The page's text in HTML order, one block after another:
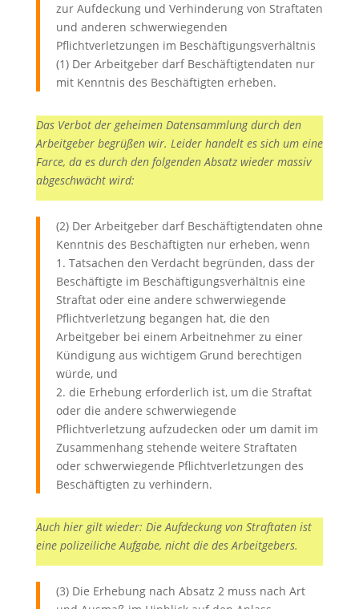
zur Aufdeckung und Verhinderung von Straftaten
und anderen schwerwiegenden
Pflichtverletzungen im Beschäftigungsverhältnis
(1) Der Arbeitgeber darf Beschäftigtendaten nur
mit Kenntnis des Beschäftigten erheben.
Das Verbot der geheimen Datensammlung durch den
Arbeitgeber begrüßen wir. Leider handelt es sich um eine
Farce, da es durch den folgenden Absatz wieder massiv
abgeschwächt wird:
(2) Der Arbeitgeber darf Beschäftigtendaten ohne
Kenntnis des Beschäftigten nur erheben, wenn
1. Tatsachen den Verdacht begründen, dass der
Beschäftigte im Beschäftigungsverhältnis eine
Straftat oder eine andere schwerwiegende
Pflichtverletzung begangen hat, die den
Arbeitgeber bei einem Arbeitnehmer zu einer
Kündigung aus wichtigem Grund berechtigen
würde, und
2. die Erhebung erforderlich ist, um die Straftat
oder die andere schwerwiegende
Pflichtverletzung aufzudecken oder um damit im
Zusammenhang stehende weitere Straftaten
oder schwerwiegende Pflichtverletzungen des
Beschäftigten zu verhindern.
Auch hier gilt wieder: Die Aufdeckung von Straftaten ist
eine polizeiliche Aufgabe, nicht die des Arbeitgebers.
(3) Die Erhebung nach Absatz 2 muss nach Art